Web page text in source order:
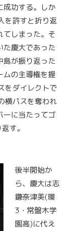
成功する。しか
を許すと折り返
てしまった。そ
た慶大であった
島が振り返った
ムの主導権を握
をダイレクトで
横パスを奪われ
ーに当たってゴ
す。
後半開始か
ら、慶大は志
鎌奈津美(環
3・常盤木学
園高)に代え